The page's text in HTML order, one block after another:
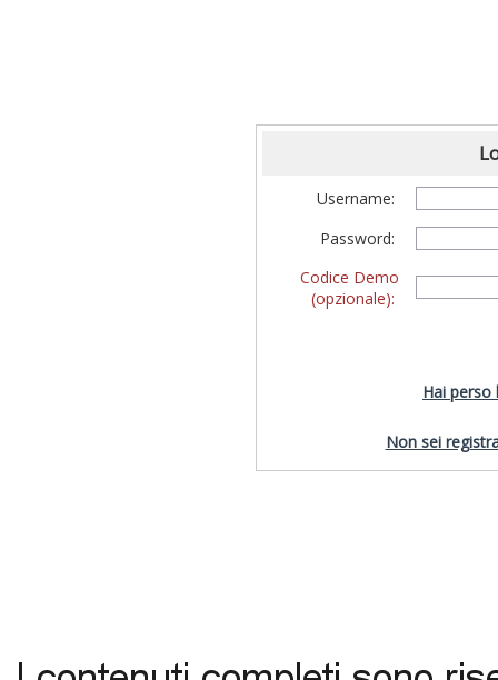
Username:
Password:
Codice Demo
(opzionale):
Hai perso
Non sei